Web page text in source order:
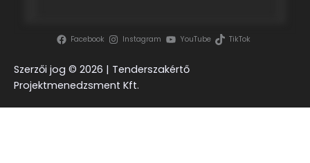
Facebook Instagram YouTube TikTok
Szerzői jog © 2026 | Tenderszakértő
Projektmenedzsment Kft.